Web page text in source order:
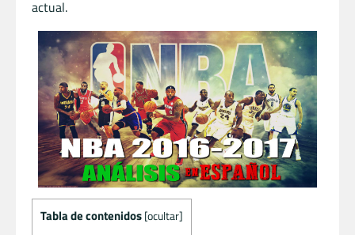
actual.
Tabla de contenidos [ocultar]